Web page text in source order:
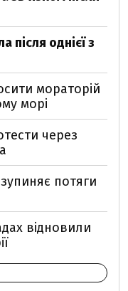
після однієї з
мораторій
морі
через
потяги
відновили